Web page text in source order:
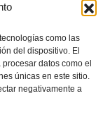
como las
del dispositivo. El
datos como el
únicas en este sitio.
negativamente a